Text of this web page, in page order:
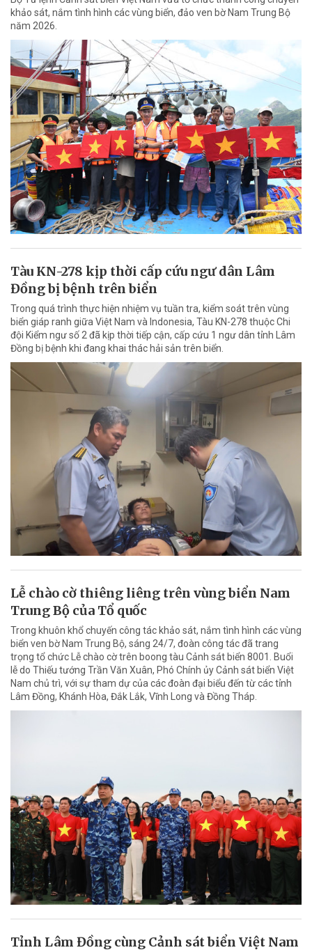
khảo sát, nắm tình hình các vùng biển, đảo ven bờ Nam Trung Bộ
năm 2026.
Tàu KN-278 kịp thời cấp cứu ngư dân Lâm
Đồng bị bệnh trên biển
Trong quá trình thực hiện nhiệm vụ tuần tra, kiểm soát trên vùng
biển giáp ranh giữa Việt Nam và Indonesia, Tàu KN-278 thuộc Chi
đội Kiểm ngư số 2 đã kịp thời tiếp cận, cấp cứu 1 ngư dân tỉnh Lâm
Đồng bị bệnh khi đang khai thác hải sản trên biển.
Lễ chào cờ thiêng liêng trên vùng biển Nam
Trung Bộ của Tổ quốc
Trong khuôn khổ chuyến công tác khảo sát, nắm tình hình các vùng
biển ven bờ Nam Trung Bộ, sáng 24/7, đoàn công tác đã trang
trọng tổ chức Lễ chào cờ trên boong tàu Cảnh sát biển 8001. Buổi
lễ do Thiếu tướng Trần Văn Xuân, Phó Chính ủy Cảnh sát biển Việt
Nam chủ trì, với sự tham dự của các đoàn đại biểu đến từ các tỉnh
Lâm Đồng, Khánh Hòa, Đắk Lắk, Vĩnh Long và Đồng Tháp.
Tỉnh Lâm Đồng cùng Cảnh sát biển Việt Nam